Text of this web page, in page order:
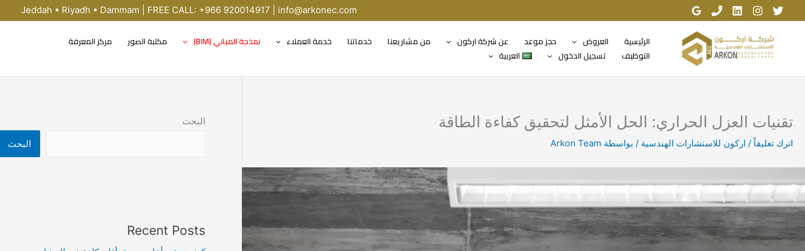
تخطي
إلى
Jeddah • Riyadh • Dammam | FREE CALL: +966 920014917 | info@arkonec.com
الرئيسية العروض حجز موعد عن شركة اركون من مشاريعنا خدماتنا خدمة العملاء نمذجة المباني (BIM) مكتبة الصور
مركز المعرفة
التوظيف
تسجيل الدخول العربية
تقنيات العزل الحراري: الحل الأمثل لتحقيق كفاءة الطاقة
اترك تعليقاً / اركون للاستشارات الهندسية / بواسطة Arkon Team
البحث
البحث
Recent Posts